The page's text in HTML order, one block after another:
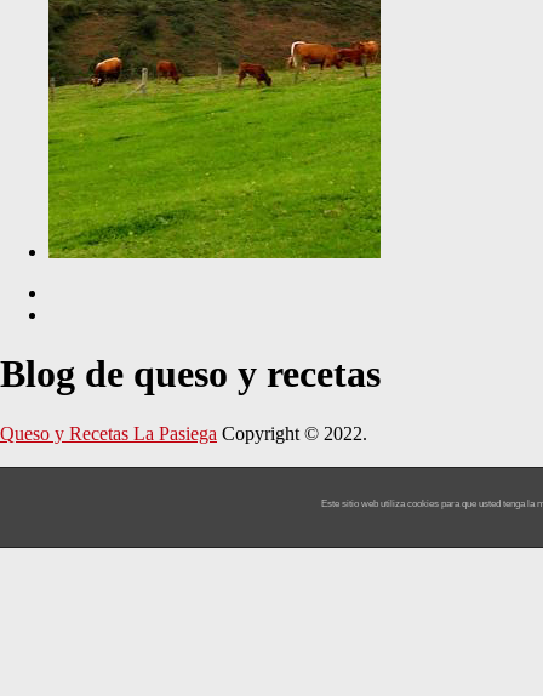
Blog de queso y recetas
Queso y Recetas La Pasiega Copyright © 2022.
Este sitio web utiliza cookies para que usted tenga la